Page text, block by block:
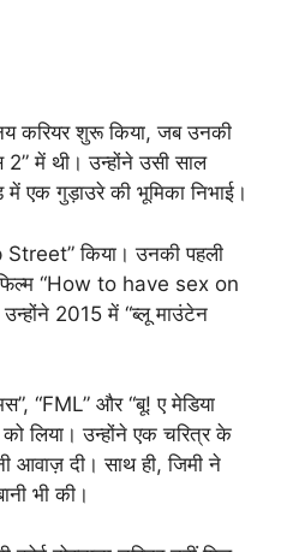
करियर शुरू किया, जब उनकी
2” में थी। उन्होंने उसी साल
में एक गुड़ाउरे की भूमिका निभाई।
किया। उनकी पहली
“How to have sex on
2015 में “ब्लू माउंटेन
“FML” और “बू! ए मेडिया
लिया। उन्होंने एक चरित्र के
आवाज़ दी। साथ ही, जिमी ने
भी की।